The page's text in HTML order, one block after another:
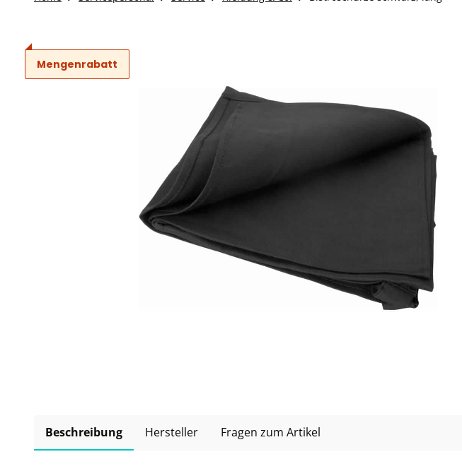
Mengenrabatt
Beschreibung Hersteller Fragen zum Artikel